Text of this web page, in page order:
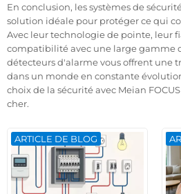
Détecteur de Mouvement : Tout
mouvement
Les Capteurs de
essentiels d'un système de
article, nous vous dévoilons
savoir sur leur
leurs applications pratiques.
à vos besoins de sécurité,
ou votre entreprise.
Assurez la sécurité de votre
avec nos détecteurs de
En conclusion, les systèmes de
solution idéale pour protéger ce qui
Avec leur technologie de pointe, leur
compatibilité avec une large gamme
détecteurs d'alarme vous offrent une
dans un monde en constante
choix de la sécurité avec Meian
cher.
ARTICLE DE BLOG